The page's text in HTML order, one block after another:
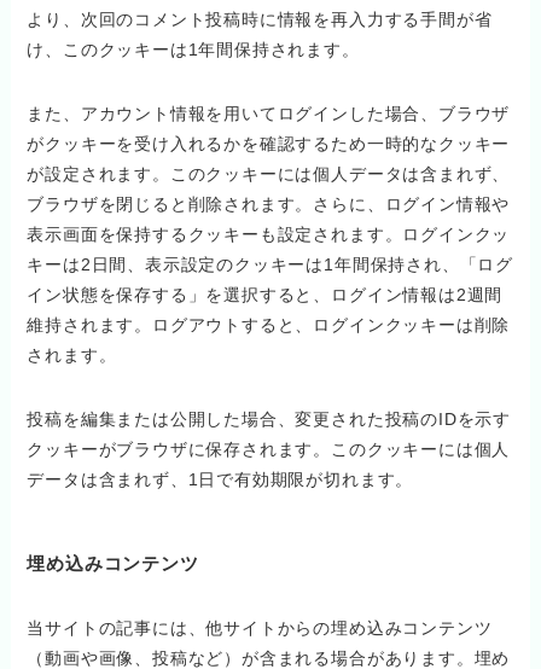
より、次回のコメント投稿時に情報を再入力する手間が省
け、このクッキーは1年間保持されます。
また、アカウント情報を用いてログインした場合、ブラウザ
がクッキーを受け入れるかを確認するため一時的なクッキー
が設定されます。このクッキーには個人データは含まれず、
ブラウザを閉じると削除されます。さらに、ログイン情報や
表示画面を保持するクッキーも設定されます。ログインクッ
キーは2日間、表示設定のクッキーは1年間保持され、「ログ
イン状態を保存する」を選択すると、ログイン情報は2週間
維持されます。ログアウトすると、ログインクッキーは削除
されます。
投稿を編集または公開した場合、変更された投稿のIDを示す
クッキーがブラウザに保存されます。このクッキーには個人
データは含まれず、1日で有効期限が切れます。
埋め込みコンテンツ
当サイトの記事には、他サイトからの埋め込みコンテンツ
（動画や画像、投稿など）が含まれる場合があります。埋め